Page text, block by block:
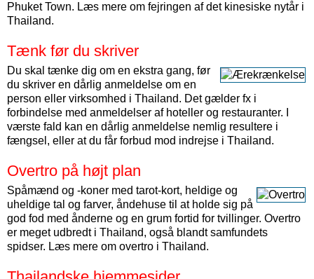
Phuket Town. Læs mere om fejringen af det kinesiske nytår i
Thailand.
Tænk før du skriver
Du skal tænke dig om en ekstra gang, før
du skriver en dårlig anmeldelse om en
person eller virksomhed i Thailand. Det gælder fx i
forbindelse med anmeldelser af hoteller og restauranter. I
værste fald kan en dårlig anmeldelse nemlig resultere i
fængsel, eller at du får forbud mod indrejse i Thailand.
Overtro på højt plan
Spåmænd og -koner med tarot-kort, heldige og
uheldige tal og farver, åndehuse til at holde sig på
god fod med ånderne og en grum fortid for tvillinger. Overtro
er meget udbredt i Thailand, også blandt samfundets
spidser. Læs mere om overtro i Thailand.